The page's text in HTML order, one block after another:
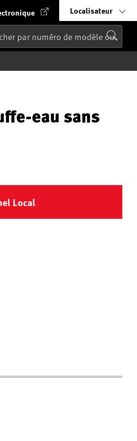
Localisateur
eau sans
Local